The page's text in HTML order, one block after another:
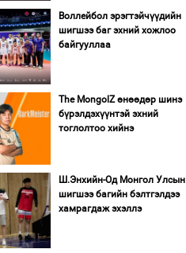
Воллейбол эрэгтэйчүүдийн
шигшээ баг эхний хожлоо
байгууллаа
The MongolZ өнөөдөр шинэ
бүрэлдэхүүнтэй эхний
тоглолтоо хийнэ
Ш.Энхийн-Од Монгол Улсын
шигшээ багийн бэлтгэлдээ
хамрагдаж эхэллэ